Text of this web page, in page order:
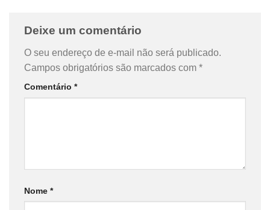
Deixe um comentário
O seu endereço de e-mail não será publicado.
Campos obrigatórios são marcados com *
Comentário *
Nome *